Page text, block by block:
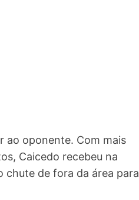
ao oponente. Com mais
Caicedo recebeu na
chute de fora da área para